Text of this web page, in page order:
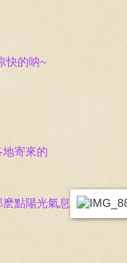
快的呐~
寄來的
點陽光氣息